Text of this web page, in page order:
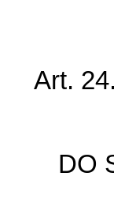
Art. 24.
DO